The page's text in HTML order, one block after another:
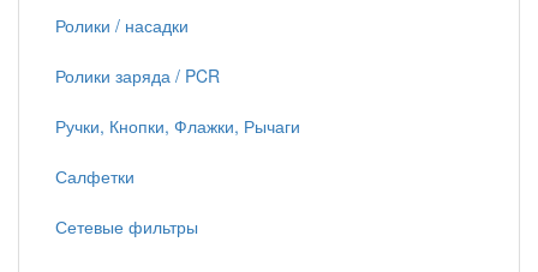
Ролики / насадки
Ролики заряда / PCR
Ручки, Кнопки, Флажки, Рычаги
Салфетки
Сетевые фильтры